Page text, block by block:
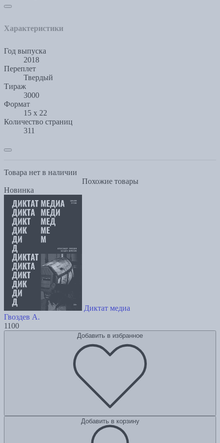
Характеристики
Год выпуска
2018
Переплет
Твердый
Тираж
3000
Формат
15 х 22
Количество страниц
311
Товара нет в наличии
Похожие товары
Новинка
Диктат медиа
Гвоздев А.
1100
Добавить в избранное
Добавить в корзину